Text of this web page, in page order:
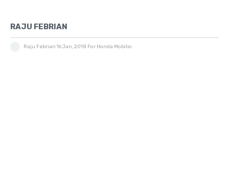
RAJU FEBRIAN
Raju Febrian 16 Jan, 2018 For Honda Mobilio